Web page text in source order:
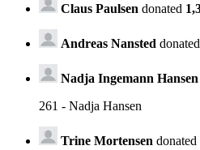
Claus Paulsen donated
Andreas Nansted donated
Nadja Ingemann Hansen
261 - Nadja Hansen
Trine Mortensen donated